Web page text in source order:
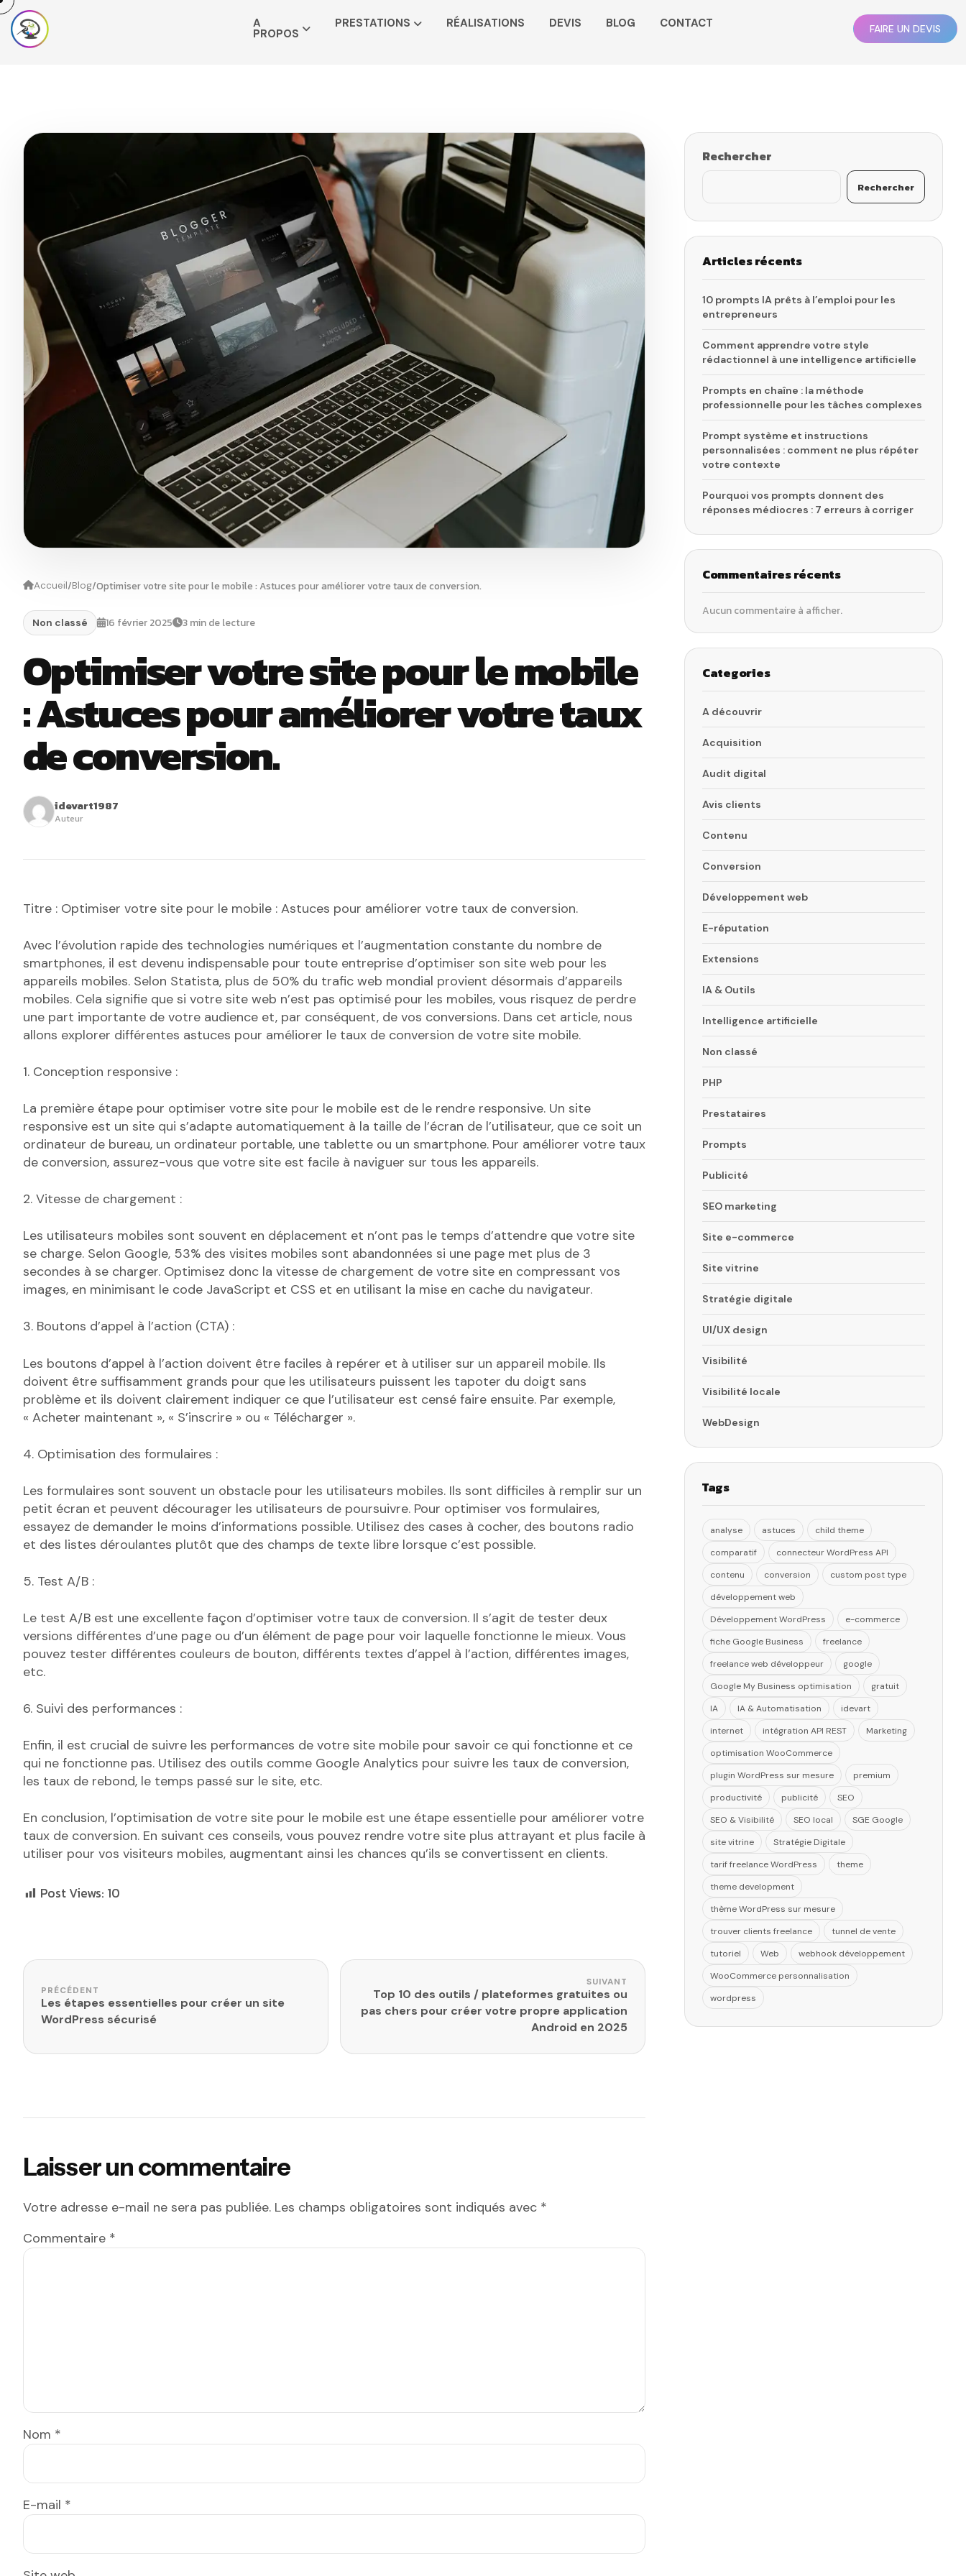
A
PROPOS
PRESTATIONS RÉALISATIONS DEVIS BLOG CONTACT FAIRE UN DEVIS
Accueil/Blog/Optimiser votre site pour le mobile : Astuces pour améliorer votre taux de conversion.
Non classé 16 février 2025 3 min de lecture
Optimiser votre site pour le mobile
: Astuces pour améliorer votre taux
de conversion.
idevart1987
Auteur
Titre : Optimiser votre site pour le mobile : Astuces pour améliorer votre taux de conversion.
Avec l’évolution rapide des technologies numériques et l’augmentation constante du nombre de
smartphones, il est devenu indispensable pour toute entreprise d’optimiser son site web pour les
appareils mobiles. Selon Statista, plus de 50% du trafic web mondial provient désormais d’appareils
mobiles. Cela signifie que si votre site web n’est pas optimisé pour les mobiles, vous risquez de perdre
une part importante de votre audience et, par conséquent, de vos conversions. Dans cet article, nous
allons explorer différentes astuces pour améliorer le taux de conversion de votre site mobile.
1. Conception responsive :
La première étape pour optimiser votre site pour le mobile est de le rendre responsive. Un site
responsive est un site qui s’adapte automatiquement à la taille de l’écran de l’utilisateur, que ce soit un
ordinateur de bureau, un ordinateur portable, une tablette ou un smartphone. Pour améliorer votre taux
de conversion, assurez-vous que votre site est facile à naviguer sur tous les appareils.
2. Vitesse de chargement :
Les utilisateurs mobiles sont souvent en déplacement et n’ont pas le temps d’attendre que votre site
se charge. Selon Google, 53% des visites mobiles sont abandonnées si une page met plus de 3
secondes à se charger. Optimisez donc la vitesse de chargement de votre site en compressant vos
images, en minimisant le code JavaScript et CSS et en utilisant la mise en cache du navigateur.
3. Boutons d’appel à l’action (CTA) :
Les boutons d’appel à l’action doivent être faciles à repérer et à utiliser sur un appareil mobile. Ils
doivent être suffisamment grands pour que les utilisateurs puissent les tapoter du doigt sans
problème et ils doivent clairement indiquer ce que l’utilisateur est censé faire ensuite. Par exemple,
« Acheter maintenant », « S’inscrire » ou « Télécharger ».
4. Optimisation des formulaires :
Les formulaires sont souvent un obstacle pour les utilisateurs mobiles. Ils sont difficiles à remplir sur un
petit écran et peuvent décourager les utilisateurs de poursuivre. Pour optimiser vos formulaires,
essayez de demander le moins d’informations possible. Utilisez des cases à cocher, des boutons radio
et des listes déroulantes plutôt que des champs de texte libre lorsque c’est possible.
5. Test A/B :
Le test A/B est une excellente façon d’optimiser votre taux de conversion. Il s’agit de tester deux
versions différentes d’une page ou d’un élément de page pour voir laquelle fonctionne le mieux. Vous
pouvez tester différentes couleurs de bouton, différents textes d’appel à l’action, différentes images,
etc.
6. Suivi des performances :
Enfin, il est crucial de suivre les performances de votre site mobile pour savoir ce qui fonctionne et ce
qui ne fonctionne pas. Utilisez des outils comme Google Analytics pour suivre les taux de conversion,
les taux de rebond, le temps passé sur le site, etc.
En conclusion, l’optimisation de votre site pour le mobile est une étape essentielle pour améliorer votre
taux de conversion. En suivant ces conseils, vous pouvez rendre votre site plus attrayant et plus facile à
utiliser pour vos visiteurs mobiles, augmentant ainsi les chances qu’ils se convertissent en clients.
Post Views: 10
Navigation de l’article
PRÉCÉDENT
Les étapes essentielles pour créer un site
WordPress sécurisé
SUIVANT
Top 10 des outils / plateformes gratuites ou
pas chers pour créer votre propre application
Android en 2025
Laisser un commentaire
Votre adresse e-mail ne sera pas publiée. Les champs obligatoires sont indiqués avec *
Commentaire *
Nom *
E-mail *
Rechercher
Rechercher
Articles récents
10 prompts IA prêts à l’emploi pour les
entrepreneurs
Comment apprendre votre style
rédactionnel à une intelligence artificielle
Prompts en chaîne : la méthode
professionnelle pour les tâches complexes
Prompt système et instructions
personnalisées : comment ne plus répéter
votre contexte
Pourquoi vos prompts donnent des
réponses médiocres : 7 erreurs à corriger
Commentaires récents
Aucun commentaire à afficher.
Categories
A découvrir
Acquisition
Audit digital
Avis clients
Contenu
Conversion
Développement web
E-réputation
Extensions
IA & Outils
Intelligence artificielle
Non classé
PHP
Prestataires
Prompts
Publicité
SEO marketing
Site e-commerce
Site vitrine
Stratégie digitale
UI/UX design
Visibilité
Visibilité locale
WebDesign
Tags
analyse astuces
child theme
comparatif
connecteur WordPress API
contenu
conversion
custom post type
développement web
Développement WordPress
e-commerce
fiche Google Business
freelance
freelance web développeur
google
Google My Business optimisation
gratuit
IA
IA & Automatisation
idevart
internet
intégration API REST
Marketing
optimisation WooCommerce
plugin WordPress sur mesure
premium
productivité
publicité
SEO
SEO & Visibilité
SEO local
SGE Google
site vitrine
Stratégie Digitale
tarif freelance WordPress
theme
theme development
thème WordPress sur mesure
trouver clients freelance
tunnel de vente
tutoriel
Web
webhook développement
WooCommerce personnalisation
wordpress